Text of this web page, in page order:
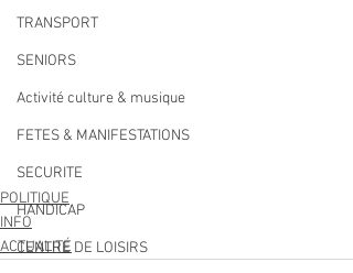
TRANSPORT
SENIORS
Activité culture & musique
FETES & MANIFESTATIONS
SECURITE
HANDICAP
CENTRE DE LOISIRS
POLITIQUE
INFO
ACTUALITÉ